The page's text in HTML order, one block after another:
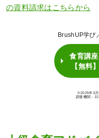
の資料請求はこちらから
BrushUP学び
食育講
【無料
※2025年3月
調査機関：日